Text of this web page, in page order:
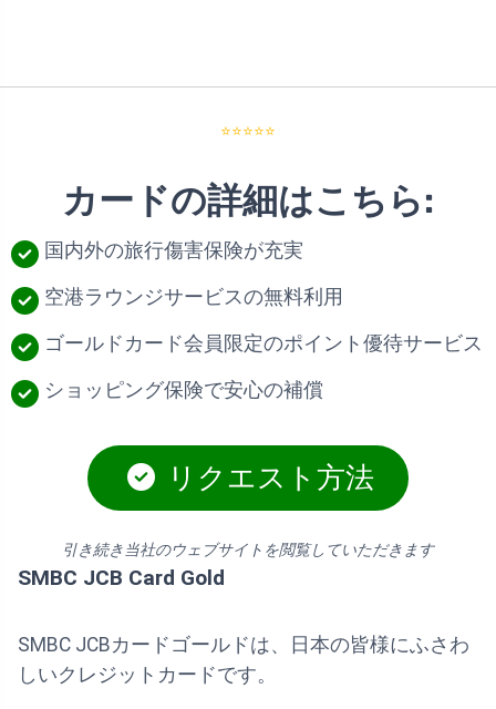
⭐⭐⭐⭐⭐
カードの詳細はこちら:
国内外の旅行傷害保険が充実
空港ラウンジサービスの無料利用
ゴールドカード会員限定のポイント優待サービス
ショッピング保険で安心の補償
リクエスト方法
引き続き当社のウェブサイトを閲覧していただきます
SMBC JCB Card Gold
SMBC JCBカードゴールドは、日本の皆様にふさわ
しいクレジットカードです。